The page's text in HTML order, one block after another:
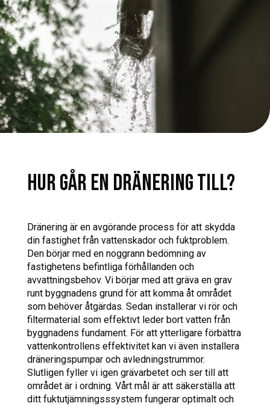
HUR GÅR EN DRÄNERING TILL?
Dränering är en avgörande process för att skydda
din fastighet från vattenskador och fuktproblem.
Den börjar med en noggrann bedömning av
fastighetens befintliga förhållanden och
avvattningsbehov. Vi börjar med att gräva en grav
runt byggnadens grund för att komma åt området
som behöver åtgärdas. Sedan installerar vi rör och
filtermaterial som effektivt leder bort vatten från
byggnadens fundament. För att ytterligare förbättra
vattenkontrollens effektivitet kan vi även installera
dräneringspumpar och avledningstrummor.
Slutligen fyller vi igen grävarbetet och ser till att
området är i ordning. Vårt mål är att säkerställa att
ditt fuktutjämningsssystem fungerar optimalt och